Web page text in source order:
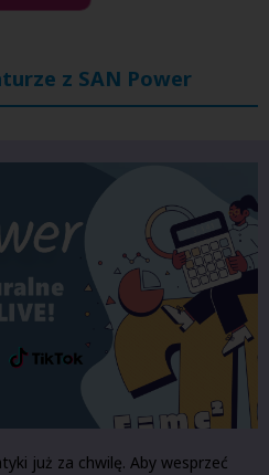
z SAN Power
już za chwilę. Aby wesprzeć